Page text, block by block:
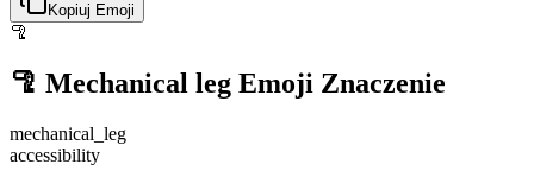
Kopiuj Emoji
🦿
🦿 Mechanical leg Emoji Znaczenie
mechanical_leg
accessibility